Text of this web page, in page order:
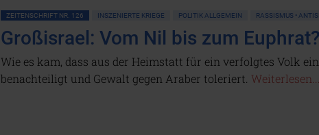
ZEITENSCHRIFT NR. 126 INSZENIERTE KRIEGE POLITIK ALLGEMEIN RASSISMUS •
Großisrael: Vom Nil bis zum Euphrat?
Wie es kam, dass aus der Heimstatt für ein verfolgtes Volk
benachteiligt und Gewalt gegen Araber toleriert. Weiterlesen...